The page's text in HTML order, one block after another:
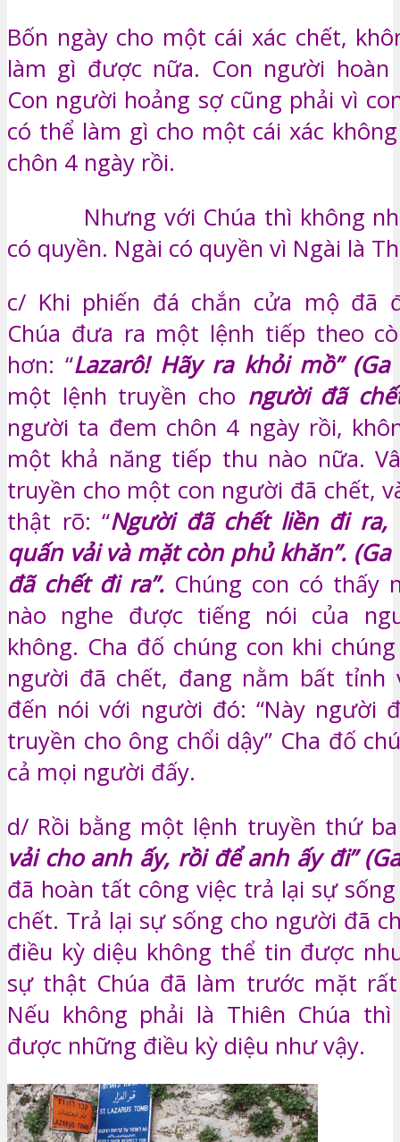
Bốn ngày cho một cái xác chết,
làm gì được nữa. Con người
Con người hoảng sợ cũng phải vì
có thể làm gì cho một cái xác
chôn 4 ngày rồi.
Nhưng với Chúa thì không
có quyền. Ngài có quyền vì Ngài là
c/ Khi phiến đá chắn cửa mộ đã
Chúa đưa ra một lệnh tiếp theo
hơn: “Lazarô! Hãy ra khỏi mồ” (Ga
một lệnh truyền cho người đã
người ta đem chôn 4 ngày rồi,
một khả năng tiếp thu nào nữa.
truyền cho một con người đã chết,
thật rõ: “Người đã chết liền đi ra,
quấn vải và mặt còn phủ khăn”. (Ga
đã chết đi ra”. Chúng con có thấy
nào nghe được tiếng nói của
không. Cha đố chúng con khi
người đã chết, đang nằm bất tỉnh
đến nói với người đó: “Này người
truyền cho ông chổi dậy” Cha đố
cả mọi người đấy.
d/ Rồi bằng một lệnh truyền thứ ba
vải cho anh ấy, rồi để anh ấy đi”
đã hoàn tất công việc trả lại sự
chết. Trả lại sự sống cho người đã
điều kỳ diệu không thể tin được
sự thật Chúa đã làm trước mặt
Nếu không phải là Thiên Chúa
được những điều kỳ diệu như vậy.